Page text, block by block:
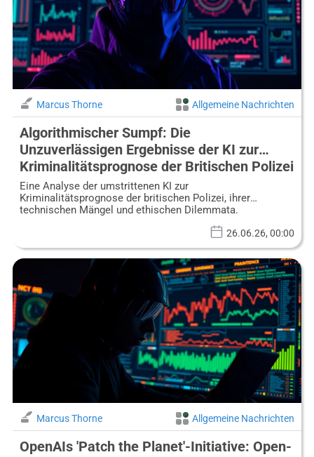
Marcus Thorne Allgemeine Nachrichten
Algorithmischer Sumpf: Die
Unzuverlässigen Ergebnisse der KI zur
Kriminalitätsprognose der Britischen Polizei
und die Notwendigkeit Cyber-Resilienz
Eine Analyse der umstrittenen KI zur
Kriminalitätsprognose der britischen Polizei, ihrer
technischen Mängel und ethischen Dilemmata.
26.06.26, 00:00
Marcus Thorne Allgemeine Nachrichten
OpenAIs 'Patch the Planet'-Initiative: Open-